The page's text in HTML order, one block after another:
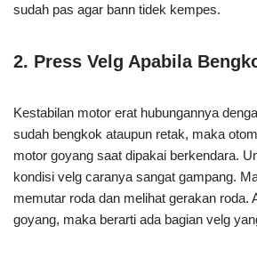
sudah pas agar bann tidek kempes.
2. Press Velg Apabila
Kestabilan motor erat hubungannya
sudah bengkok ataupun retak, maka
motor goyang saat dipakai berkendara.
kondisi velg caranya sangat gampang.
memutar roda dan melihat gerakan roda.
goyang, maka berarti ada bagian velg